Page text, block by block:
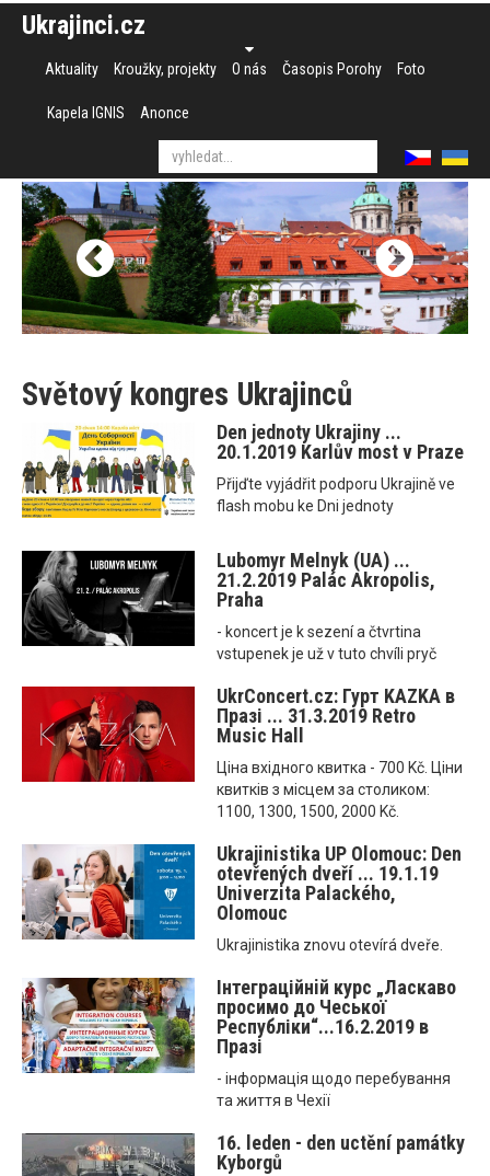
Ukrajinci.cz
Aktuality Kroužky, projekty O nás Časopis Porohy Foto
Kapela IGNIS Anonce
Světový kongres Ukrajinců
Den jednoty Ukrajiny ...
20.1.2019 Karlův most v Praze
Přijďte vyjádřit podporu Ukrajině ve
flash mobu ke Dni jednoty
Lubomyr Melnyk (UA) ...
21.2.2019 Palác Akropolis,
Praha
- koncert je k sezení a čtvrtina
vstupenek je už v tuto chvíli pryč
UkrConcert.cz: Гурт KAZKA в
Празі ... 31.3.2019 Retro
Music Hall
Ціна вхідного квитка - 700 Kč. Ціни
квитків з місцем за столиком:
1100, 1300, 1500, 2000 Kč.
Ukrajinistika UP Olomouc: Den
otevřených dveří ... 19.1.19
Univerzita Palackého,
Olomouc
Ukrajinistika znovu otevírá dveře.
Інтеграційнiй курс „Ласкаво
просимо до Чеської
Республіки“...16.2.2019 в
Празі
- інформація щодо перебування
та життя в Чехії
16. leden - den uctění památky
Kyborgů